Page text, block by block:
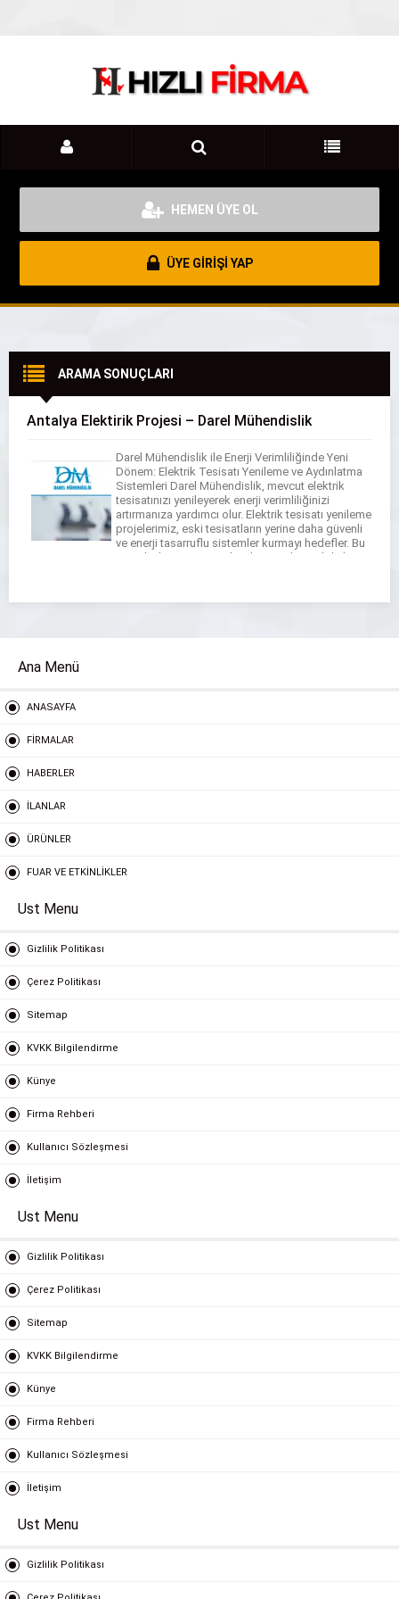
HEMEN ÜYE OL
ÜYE GİRİŞİ YAP
ARAMA SONUÇLARI
Antalya Elektirik Projesi – Darel Mühendislik
Darel Mühendislik ile Enerji Verimliliğinde Yeni
Dönem: Elektrik Tesisatı Yenileme ve Aydınlatma
Sistemleri Darel Mühendislik, mevcut elektrik
tesisatınızı yenileyerek enerji verimliliğinizi
artırmanıza yardımcı olur. Elektrik tesisatı yenileme
projelerimiz, eski tesisatların yerine daha güvenli
ve enerji tasarruflu sistemler kurmayı hedefler. Bu
sayede, hem enerji maliyetlerinizi düşürebilir hem
Ana Menü
ANASAYFA
FİRMALAR
HABERLER
İLANLAR
ÜRÜNLER
FUAR VE ETKİNLİKLER
Ust Menu
Gizlilik Politikası
Çerez Politikası
Sitemap
KVKK Bilgilendirme
Künye
Firma Rehberi
Kullanıcı Sözleşmesi
İletişim
Ust Menu
Gizlilik Politikası
Çerez Politikası
Sitemap
KVKK Bilgilendirme
Künye
Firma Rehberi
Kullanıcı Sözleşmesi
İletişim
Ust Menu
Gizlilik Politikası